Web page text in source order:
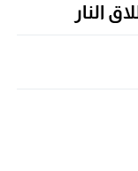
النار